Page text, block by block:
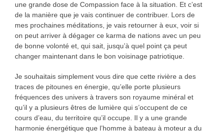
une grande dose de Compassion face à la situation. Et c’est
de la manière que je vais continuer de contribuer. Lors de
mes prochaines méditations, je vais retourner à eux, voir si
on peut arriver à dégager ce karma de nations avec un peu
de bonne volonté et, qui sait, jusqu’à quel point ça peut
changer maintenant dans le bon voisinage patriotique.
Je souhaitais simplement vous dire que cette rivière a des
traces de pitounes en énergie, qu’elle porte plusieurs
fréquences des univers à travers son royaume minéral et
qu’il y a plusieurs êtres de lumière qui s’occupent de ce
cours d’eau, du territoire qu’il occupe. Il y a une grande
harmonie énergétique que l’homme à bateau à moteur a du